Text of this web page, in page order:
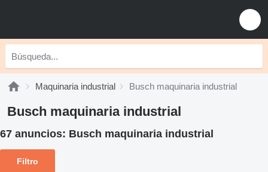
Maquinaria industrial Busch maquinaria industrial
Busch maquinaria industrial
67 anuncios: Busch maquinaria industrial
Filtro